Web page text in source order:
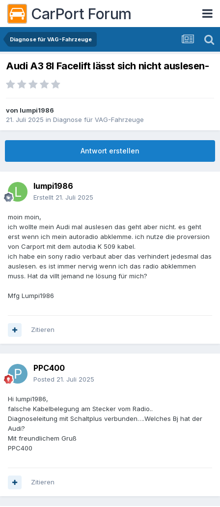
CarPort Forum
Diagnose für VAG-Fahrzeuge
Audi A3 8l Facelift lässt sich nicht auslesen-
von lumpi1986
21. Juli 2025 in Diagnose für VAG-Fahrzeuge
Antwort erstellen
lumpi1986
Erstellt 21. Juli 2025
moin moin,
ich wollte mein Audi mal auslesen das geht aber nicht. es geht
erst wenn ich mein autoradio abklemme. ich nutze die proversion
von Carport mit dem autodia K 509 kabel.
ich habe ein sony radio verbaut aber das verhindert jedesmal das
auslesen. es ist immer nervig wenn ich das radio abklemmen
muss. Hat da villt jemand ne lösung für mich?
Mfg Lumpi1986
Zitieren
PPC400
Posted 21. Juli 2025
Hi lumpi1986,
falsche Kabelbelegung am Stecker vom Radio..
Diagnoseleitung mit Schaltplus verbunden….Welches Bj hat der
Audi?
Mit freundlichem Gruß
PPC400
Zitieren